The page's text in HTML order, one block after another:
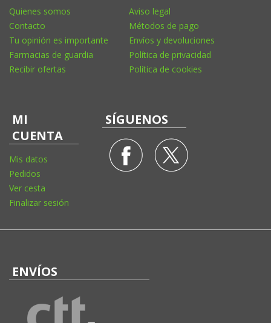
Quienes somos
Contacto
Tu opinión es importante
Farmacias de guardia
Recibir ofertas
Aviso legal
Métodos de pago
Envíos y devoluciones
Política de privacidad
Política de cookies
MI
CUENTA
Mis datos
Pedidos
Ver cesta
Finalizar sesión
SÍGUENOS
ENVÍOS